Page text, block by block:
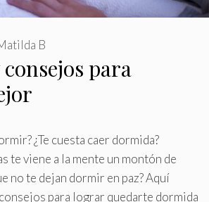
consejos para
B
¿Te cuesta caer dormida?
te viene a la mente un montón de
no te dejan dormir en paz? Aquí
para lograr quedarte dormida